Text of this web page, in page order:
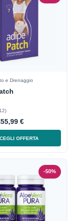
e Drenaggio
55,99 €
OFFERTA
-50%